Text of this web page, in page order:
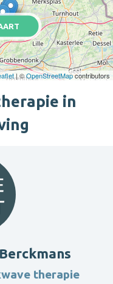
| ©OpenStreetMapcontributors
in
therapie